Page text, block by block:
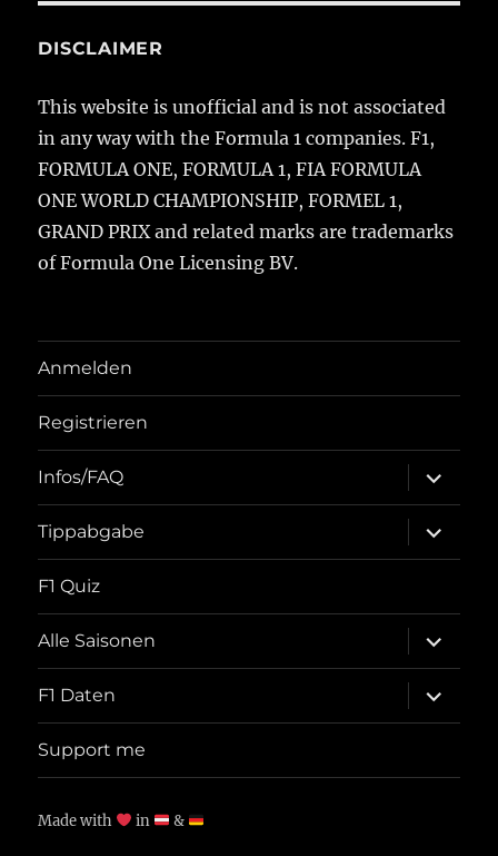
DISCLAIMER
This website is unofficial and is not associated
in any way with the Formula 1 companies. F1,
FORMULA ONE, FORMULA 1, FIA FORMULA
ONE WORLD CHAMPIONSHIP, FORMEL 1,
GRAND PRIX and related marks are trademarks
of Formula One Licensing BV.
Anmelden
Registrieren
Infos/FAQ
öffnen
Tippabgabe
öffnen
F1 Quiz
Alle Saisonen
öffnen
F1 Daten
öffnen
Support me
Made with in &